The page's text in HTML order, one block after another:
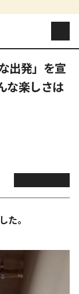
出発」を宣
な楽しさは
た。